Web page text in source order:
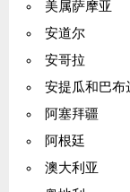
美属萨摩亚
安道尔
安哥拉
安提瓜和巴布
阿塞拜疆
阿根廷
澳大利亚